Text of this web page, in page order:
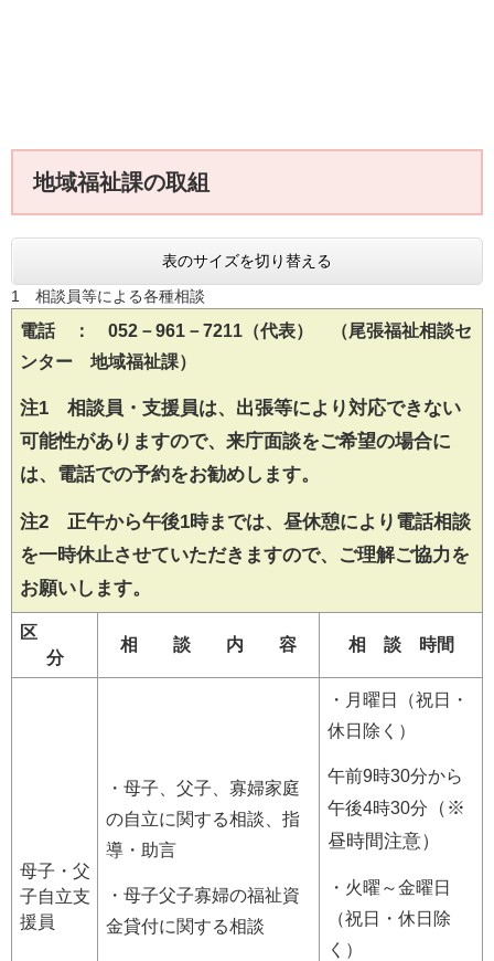
地域福祉課の取組
表のサイズを切り替える
1 相談員等による各種相談
電話 ： 052－961－7211（代表） （尾張福祉相談セ
ンター 地域福祉課）
注1 相談員・支援員は、出張等により対応できない
可能性がありますので、来庁面談をご希望の場合に
は、電話での予約をお勧めします。
注2 正午から午後1時までは、昼休憩により電話相談
を一時休止させていただきますので、ご理解ご協力を
お願いします。
区
分
相 談 内 容 相 談 時間
母子・父
子自立支
援員
・母子、父子、寡婦家庭
の自立に関する相談、指
導・助言
・母子父子寡婦の福祉資
金貸付に関する相談
・月曜日（祝日・
休日除く）
午前9時30分から
午後4時30分 （※
昼時間注意）
・火曜～金曜日
（祝日・休日除
く）